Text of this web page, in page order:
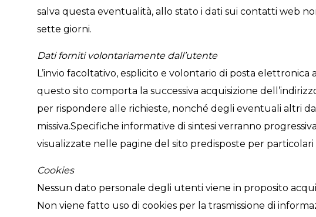
salva questa eventualità, allo stato i dati sui contatti web
sette giorni.
Dati forniti volontariamente dall’utente
L’invio facoltativo, esplicito e volontario di posta elettronica
questo sito comporta la successiva acquisizione
per rispondere alle richieste, nonché degli eventuali altri
missiva.Specifiche informative di sintesi verranno
visualizzate nelle pagine del sito predisposte per particolari
Cookies
Nessun dato personale degli utenti viene in proposito
Non viene fatto uso di cookies per la trasmissione di